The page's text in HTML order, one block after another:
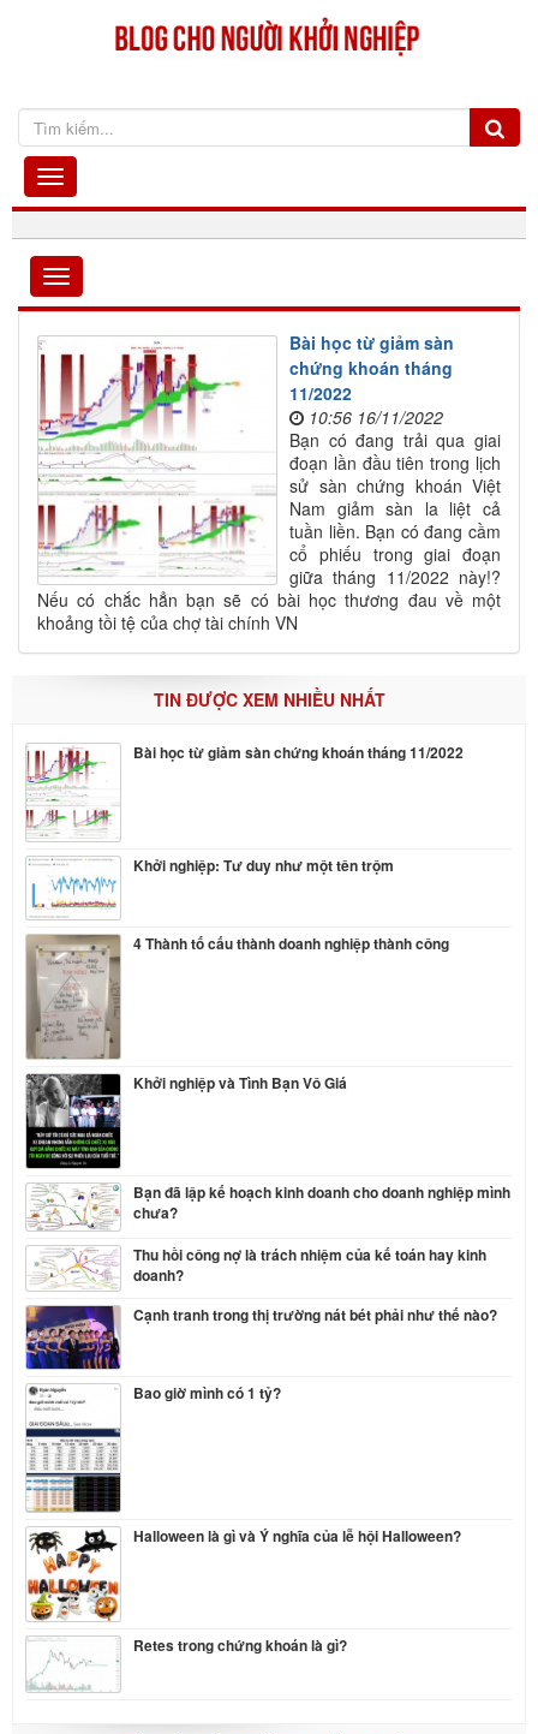
Bài học từ giảm sàn
chứng khoán tháng
11/2022
10:56 16/11/2022
Bạn có đang trải qua giai
đoạn lần đầu tiên trong lịch
sử sàn chứng khoán Việt
Nam giảm sàn la liệt cả
tuần liền. Bạn có đang cầm
cổ phiếu trong giai đoạn
giữa tháng 11/2022 này!?
Nếu có chắc hẳn bạn sẽ có bài học thương đau về một
khoảng tồi tệ của chợ tài chính VN
TIN ĐƯỢC XEM NHIỀU NHẤT
Bài học từ giảm sàn chứng khoán tháng 11/2022
Khởi nghiệp: Tư duy như một tên trộm
4 Thành tố cấu thành doanh nghiệp thành công
Khởi nghiệp và Tình Bạn Vô Giá
Bạn đã lập kế hoạch kinh doanh cho doanh nghiệp mình
chưa?
Thu hồi công nợ là trách nhiệm của kế toán hay kinh
doanh?
Cạnh tranh trong thị trường nát bét phải như thế nào?
Bao giờ mình có 1 tỷ?
Halloween là gì và Ý nghĩa của lễ hội Halloween?
Retes trong chứng khoán là gì?